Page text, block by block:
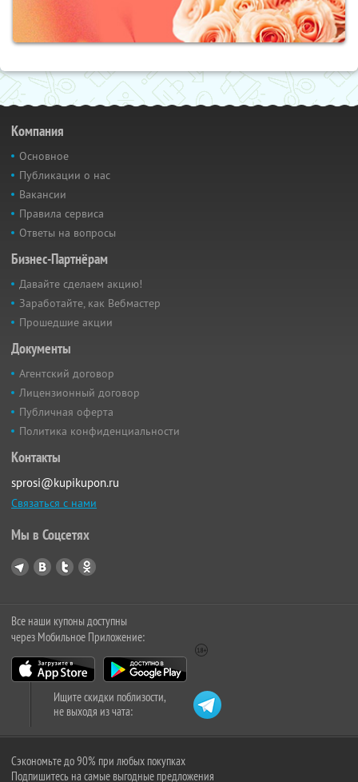
Компания
Основное
Публикации о нас
Вакансии
Правила сервиса
Ответы на вопросы
Бизнес-Партнёрам
Давайте сделаем акцию!
Заработайте, как Вебмастер
Прошедшие акции
Документы
Агентский договор
Лицензионный договор
Публичная оферта
Политика конфиденциальности
Контакты
sprosi@kupikupon.ru
Связаться с нами
Мы в Соцсетях
Все наши купоны доступны
через Мобильное Приложение:
Ищите скидки поблизости,
не выходя из чата:
Сэкономьте до 90% при любых покупках
Подпишитесь на самые выгодные предложения